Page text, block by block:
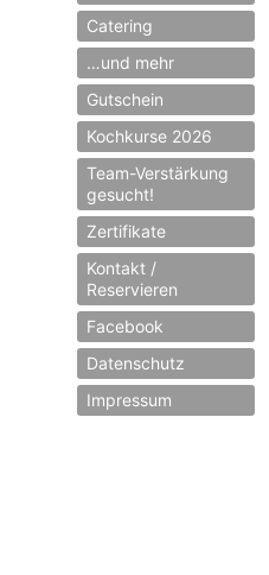
Catering
…und mehr
Gutschein
Kochkurse 2026
Team-Verstärkung
gesucht!
Zertifikate
Kontakt /
Reservieren
Facebook
Datenschutz
Impressum